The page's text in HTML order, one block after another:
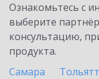
Ознакомьтесь с
выберите
консультацию,
продукта.
Самара